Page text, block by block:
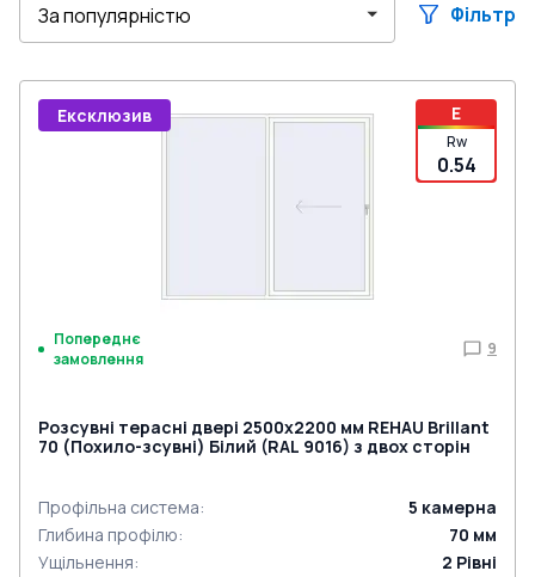
Фільтр
E
Rw
0.54
Ексклюзив
Попереднє
замовлення
9
Розсувні терасні двері 2500x2200 мм REHAU Brillant
70 (Похило-зсувні) Білий (RAL 9016) з двох сторін
Профільна система: 5 камерна
Глибина профілю: 70 мм
Ущільнення: 2 Рівні